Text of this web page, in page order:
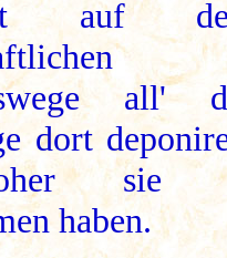
auf
all'
dort
sie
haben.